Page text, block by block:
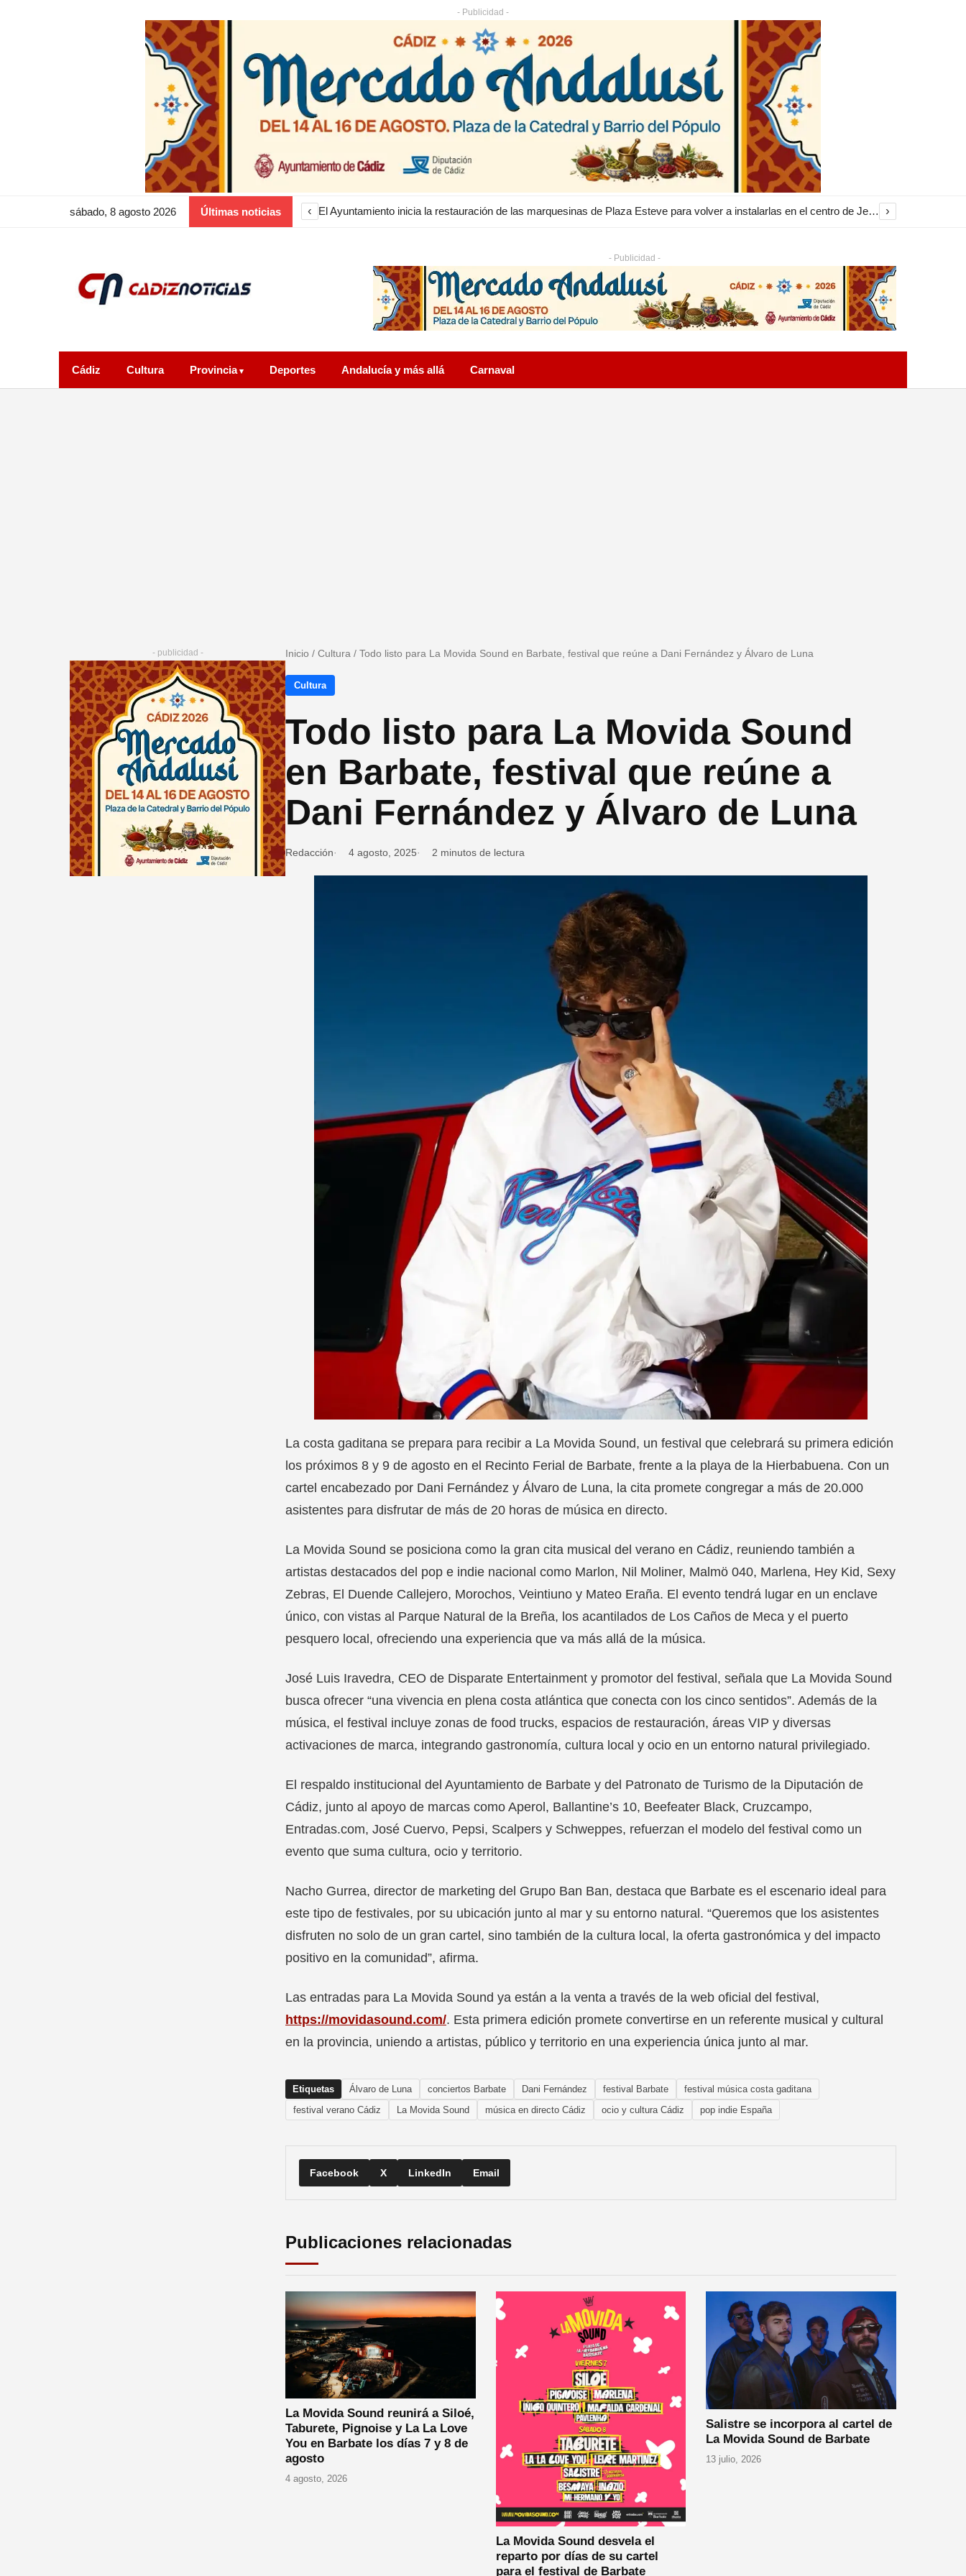
- Publicidad -
sábado, 8 agosto 2026 Últimas noticias ‹ El Ayuntamiento inicia la restauración de las marquesinas de Plaza Esteve para volver a instalarlas en el centro de Jerez ›
- Publicidad -
Cádiz Cultura Provincia Deportes Andalucía y más allá Carnaval
- publicidad - Inicio / Cultura / Todo listo para La Movida Sound en Barbate, festival que reúne a Dani Fernández y Álvaro de Luna
Cultura
Todo listo para La Movida Sound
en Barbate, festival que reúne a
Dani Fernández y Álvaro de Luna
Redacción 4 agosto, 2025 2 minutos de lectura
La costa gaditana se prepara para recibir a La Movida Sound, un festival que celebrará su primera edición
los próximos 8 y 9 de agosto en el Recinto Ferial de Barbate, frente a la playa de la Hierbabuena. Con un
cartel encabezado por Dani Fernández y Álvaro de Luna, la cita promete congregar a más de 20.000
asistentes para disfrutar de más de 20 horas de música en directo.
La Movida Sound se posiciona como la gran cita musical del verano en Cádiz, reuniendo también a
artistas destacados del pop e indie nacional como Marlon, Nil Moliner, Malmö 040, Marlena, Hey Kid, Sexy
Zebras, El Duende Callejero, Morochos, Veintiuno y Mateo Eraña. El evento tendrá lugar en un enclave
único, con vistas al Parque Natural de la Breña, los acantilados de Los Caños de Meca y el puerto
pesquero local, ofreciendo una experiencia que va más allá de la música.
José Luis Iravedra, CEO de Disparate Entertainment y promotor del festival, señala que La Movida Sound
busca ofrecer “una vivencia en plena costa atlántica que conecta con los cinco sentidos”. Además de la
música, el festival incluye zonas de food trucks, espacios de restauración, áreas VIP y diversas
activaciones de marca, integrando gastronomía, cultura local y ocio en un entorno natural privilegiado.
El respaldo institucional del Ayuntamiento de Barbate y del Patronato de Turismo de la Diputación de
Cádiz, junto al apoyo de marcas como Aperol, Ballantine’s 10, Beefeater Black, Cruzcampo,
Entradas.com, José Cuervo, Pepsi, Scalpers y Schweppes, refuerzan el modelo del festival como un
evento que suma cultura, ocio y territorio.
Nacho Gurrea, director de marketing del Grupo Ban Ban, destaca que Barbate es el escenario ideal para
este tipo de festivales, por su ubicación junto al mar y su entorno natural. “Queremos que los asistentes
disfruten no solo de un gran cartel, sino también de la cultura local, la oferta gastronómica y del impacto
positivo en la comunidad”, afirma.
Las entradas para La Movida Sound ya están a la venta a través de la web oficial del festival,
https://movidasound.com/. Esta primera edición promete convertirse en un referente musical y cultural
en la provincia, uniendo a artistas, público y territorio en una experiencia única junto al mar.
Etiquetas Álvaro de Luna conciertos Barbate Dani Fernández festival Barbate
festival música costa gaditana
festival verano Cádiz
La Movida Sound música en directo Cádiz ocio y cultura Cádiz pop indie España
Facebook X LinkedIn Email
Publicaciones relacionadas
La Movida Sound reunirá a Siloé,
Taburete, Pignoise y La La Love
You en Barbate los días 7 y 8 de
agosto
4 agosto, 2026
La Movida Sound desvela el
reparto por días de su cartel
para el festival de Barbate
Salistre se incorpora al cartel de
La Movida Sound de Barbate
13 julio, 2026